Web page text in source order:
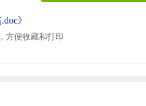
》
方便收藏和打印